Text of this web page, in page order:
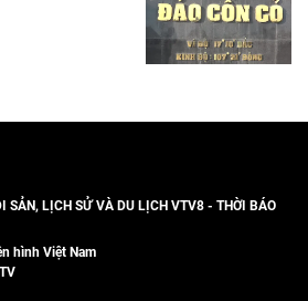
SẢN, LỊCH SỬ VÀ DU LỊCH VTV8 - THỜI BÁO
hình Việt Nam